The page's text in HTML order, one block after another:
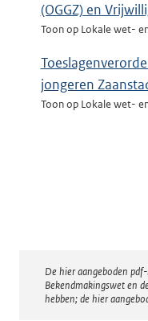
(OGGZ) en
Toon op Lokale wet-
jongeren
Toon op Lokale wet-
De hier aangeboden
Bekendmakingswet en
hebben; de hier